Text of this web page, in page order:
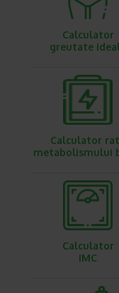
Calculator
greutate
Calculator
metabolismului
Calculator
IMC